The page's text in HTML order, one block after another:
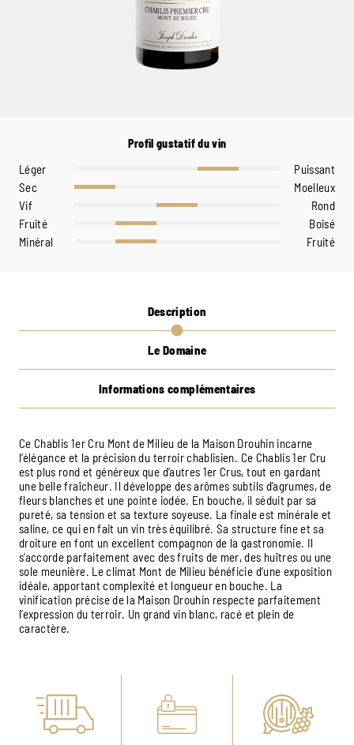
Profil gustatif du vin
Léger
Puissant
Sec
Moelleux
Vif
Rond
Fruité
Boisé
Minéral
Fruité
Description
Le Domaine
Informations complémentaires
Ce Chablis 1er Cru Mont de Milieu de la Maison Drouhin incarne
l’élégance et la précision du terroir chablisien. Ce Chablis 1er Cru
est plus rond et généreux que d’autres 1er Crus, tout en gardant
une belle fraîcheur. Il développe des arômes subtils d’agrumes, de
fleurs blanches et une pointe iodée. En bouche, il séduit par sa
pureté, sa tension et sa texture soyeuse. La finale est minérale et
saline, ce qui en fait un vin très équilibré. Sa structure fine et sa
droiture en font un excellent compagnon de la gastronomie. Il
s’accorde parfaitement avec des fruits de mer, des huîtres ou une
sole meunière. Le climat Mont de Milieu bénéficie d’une exposition
idéale, apportant complexité et longueur en bouche. La
vinification précise de la Maison Drouhin respecte parfaitement
l’expression du terroir. Un grand vin blanc, racé et plein de
caractère.